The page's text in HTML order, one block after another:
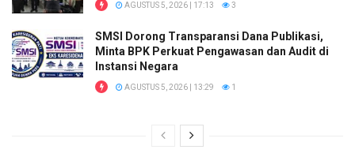
AGUSTUS 5, 2026 | 17:13 3
SMSI Dorong Transparansi Dana Publikasi,
Minta BPK Perkuat Pengawasan dan Audit di
Instansi Negara
AGUSTUS 5, 2026 | 13:29 1